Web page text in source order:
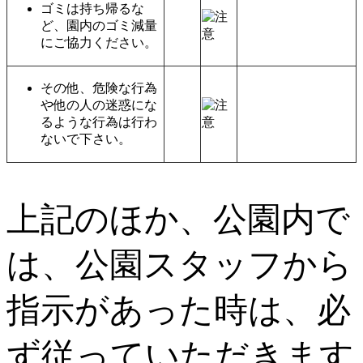
ゴミは持ち帰るな
ど、園内のゴミ減量
にご協力ください。
その他、危険な行為
や他の人の迷惑にな
るような行為は行わ
ないで下さい。
上記のほか、公園内で
は、公園スタッフから
指示があった時は、必